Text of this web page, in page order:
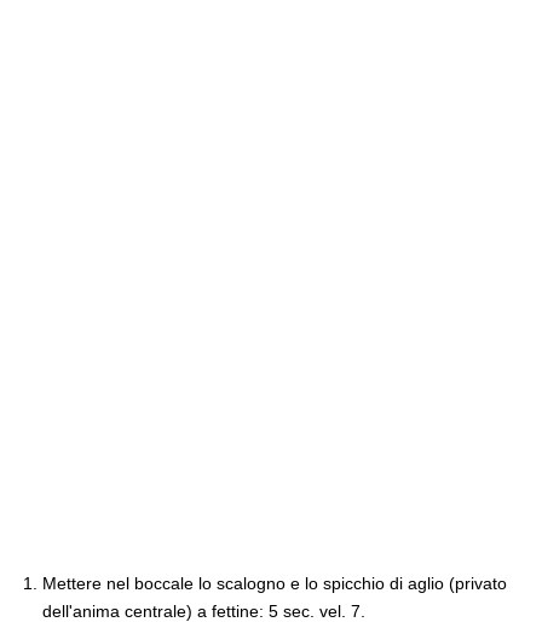
Mettere nel boccale lo scalogno e lo spicchio di aglio (privato
dell'anima centrale) a fettine: 5 sec. vel. 7.